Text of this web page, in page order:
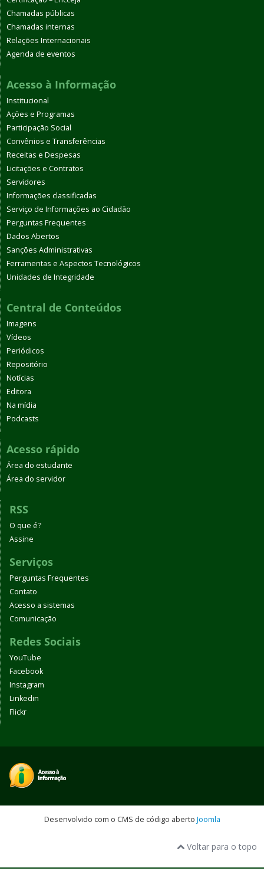
Chamadas públicas
Chamadas internas
Relações Internacionais
Agenda de eventos
Acesso à Informação
Institucional
Ações e Programas
Participação Social
Convênios e Transferências
Receitas e Despesas
Licitações e Contratos
Servidores
Informações classificadas
Serviço de Informações ao Cidadão
Perguntas Frequentes
Dados Abertos
Sanções Administrativas
Ferramentas e Aspectos Tecnológicos
Unidades de Integridade
Central de Conteúdos
Imagens
Vídeos
Periódicos
Repositório
Notícias
Editora
Na mídia
Podcasts
Acesso rápido
Área do estudante
Área do servidor
RSS
O que é?
Assine
Serviços
Perguntas Frequentes
Contato
Acesso a sistemas
Comunicação
Redes Sociais
YouTube
Facebook
Instagram
Linkedin
Flickr
Desenvolvido com o CMS de código aberto Joomla
Voltar para o topo